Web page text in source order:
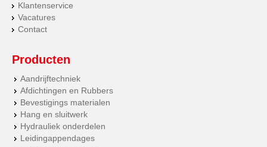
Klantenservice
Vacatures
Contact
Producten
Aandrijftechniek
Afdichtingen en Rubbers
Bevestigings materialen
Hang en sluitwerk
Hydrauliek onderdelen
Leidingappendages